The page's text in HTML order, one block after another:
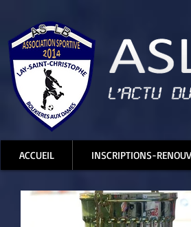
ACCUEIL INSCRIPTIONS-